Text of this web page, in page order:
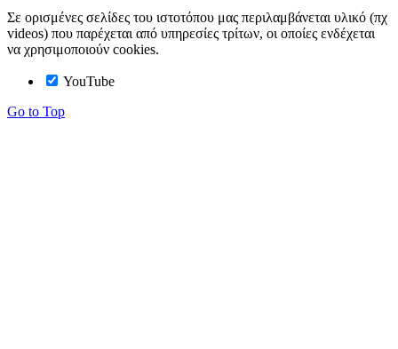
Σε ορισμένες σελίδες του ιστοτόπου μας περιλαμβάνεται υλικό (πχ
videos) που παρέχεται από υπηρεσίες τρίτων, οι οποίες ενδέχεται
να χρησιμοποιούν cookies.
YouTube
Go to Top